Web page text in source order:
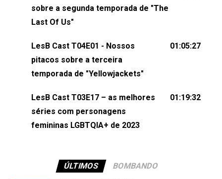
sociais:Twitter: ⁠⁠⁠⁠@lesbout_br⁠⁠⁠⁠ Instagram: ⁠⁠⁠⁠@lesbout_br⁠⁠⁠⁠
(⁠⁠⁠⁠⁠⁠@KarolenPassos⁠⁠⁠⁠⁠⁠)Participação de Bruna Fentanes
(⁠⁠⁠⁠@brunarfentanes⁠⁠⁠⁠) e Pollyelly FlorêncioEdição de
Naiady Machado
sobre a segunda temporada de "The
Last Of Us"
LesB Cast T04E01 - Nossos
pitacos sobre a terceira
temporada de "Yellowjackets"
01:05:27
LesB Cast T03E17 – as melhores
séries com personagens
femininas LGBTQIA+ de 2023
01:19:32
ÚLTIMOS BOMBANDO